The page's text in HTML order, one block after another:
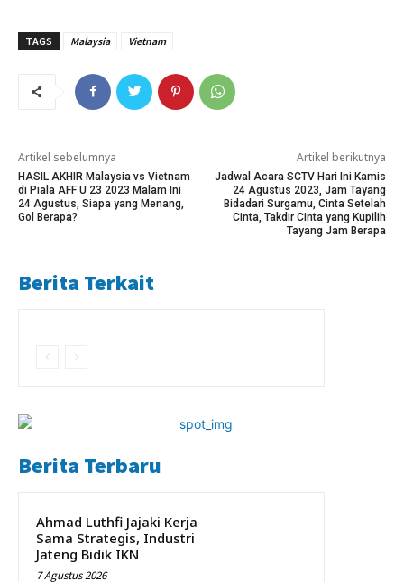
TAGS Malaysia Vietnam
Artikel sebelumnya
HASIL AKHIR Malaysia vs Vietnam
di Piala AFF U 23 2023 Malam Ini
24 Agustus, Siapa yang Menang,
Gol Berapa?
Artikel berikutnya
Jadwal Acara SCTV Hari Ini Kamis
24 Agustus 2023, Jam Tayang
Bidadari Surgamu, Cinta Setelah
Cinta, Takdir Cinta yang Kupilih
Tayang Jam Berapa
Berita Terkait
Berita Terbaru
Ahmad Luthfi Jajaki Kerja
Sama Strategis, Industri
Jateng Bidik IKN
7 Agustus 2026